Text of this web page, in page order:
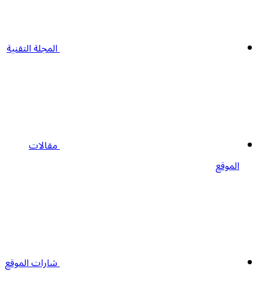
المجلة التقنية
مقالات
الموقع
شارات الموقع